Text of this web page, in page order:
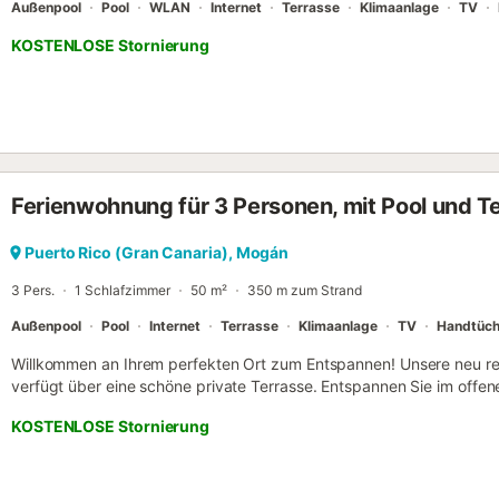
Außenpool Pool WLAN Internet Terrasse Klimaanlage TV
KOSTENLOSE Stornierung
Ferienwohnung für 3 Personen, mit Pool und
Puerto Rico (Gran Canaria), Mogán
3 Pers. 1 Schlafzimmer 50 m² 350 m zum Strand
Außenpool Pool Internet Terrasse Klimaanlage TV
Willkommen an Ihrem perfekten Ort zum Entspannen! Unsere neu
verfügt über eine schöne private Terrasse. Entspannen Sie im
Szene auf. Der Balkon mit atemberaubender Aussicht ist der ideale
Gesellschaft und um den Sonnenuntergang zu genießen. Das
Design ein absolutes Highlight – Ihr ganz persönlicher
KOSTENLOSE Stornierung